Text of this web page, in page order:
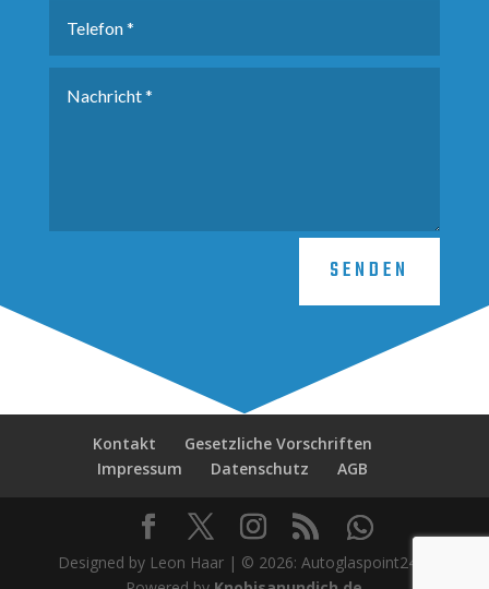
SENDEN
Kontakt
Gesetzliche Vorschriften
Impressum
Datenschutz AGB
Designed by Leon Haar | © 2026: Autoglaspoint24 |